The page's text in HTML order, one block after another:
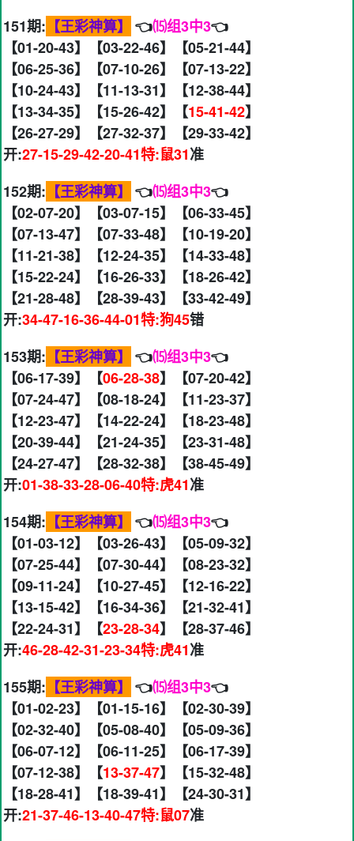
151期: 【王彩神算】 👈⒂组3中3👈
【01-20-43】【03-22-46】【05-21-44】
【06-25-36】【07-10-26】【07-13-22】
【10-24-43】【11-13-31】【12-38-44】
【13-34-35】【15-26-42】【15-41-42】
【26-27-29】【27-32-37】【29-33-42】
开:27-15-29-42-20-41特:鼠31准
152期: 【王彩神算】 👈⒂组3中3👈
【02-07-20】【03-07-15】【06-33-45】
【07-13-47】【07-33-48】【10-19-20】
【11-21-38】【12-24-35】【14-33-48】
【15-22-24】【16-26-33】【18-26-42】
【21-28-48】【28-39-43】【33-42-49】
开:34-47-16-36-44-01特:狗45错
153期: 【王彩神算】 👈⒂组3中3👈
【06-17-39】【06-28-38】【07-20-42】
【07-24-47】【08-18-24】【11-23-37】
【12-23-47】【14-22-24】【18-23-48】
【20-39-44】【21-24-35】【23-31-48】
【24-27-47】【28-32-38】【38-45-49】
开:01-38-33-28-06-40特:虎41准
154期: 【王彩神算】 👈⒂组3中3👈
【01-03-12】【03-26-43】【05-09-32】
【07-25-44】【07-30-44】【08-23-32】
【09-11-24】【10-27-45】【12-16-22】
【13-15-42】【16-34-36】【21-32-41】
【22-24-31】【23-28-34】【28-37-46】
开:46-28-42-31-23-34特:虎41准
155期: 【王彩神算】 👈⒂组3中3👈
【01-02-23】【01-15-16】【02-30-39】
【02-32-40】【05-08-40】【05-09-36】
【06-07-12】【06-11-25】【06-17-39】
【07-12-38】【13-37-47】【15-32-48】
【18-28-41】【18-39-41】【24-30-31】
开:21-37-46-13-40-47特:鼠07准